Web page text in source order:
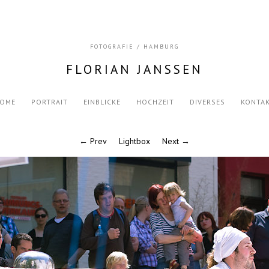
FOTOGRAFIE / HAMBURG
FLORIAN JANSSEN
PORTRAIT EINBLICKE HOCHZEIT DIVERSES
← Prev Lightbox Next →